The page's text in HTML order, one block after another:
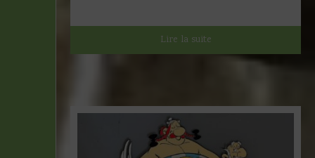
Lire la suite